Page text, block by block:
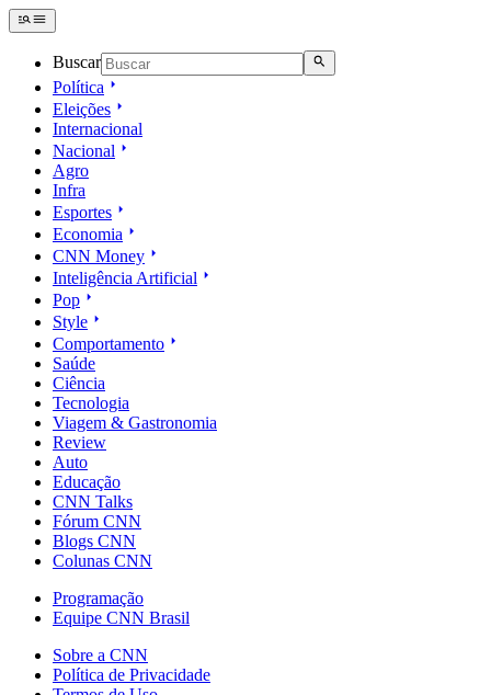
Buscar
Política
Eleições
Internacional
Nacional
Agro
Infra
Esportes
Economia
CNN Money
Inteligência Artificial
Pop
Style
Comportamento
Saúde
Ciência
Tecnologia
Viagem & Gastronomia
Review
Auto
Educação
CNN Talks
Fórum CNN
Blogs CNN
Colunas CNN
Programação
Equipe CNN Brasil
Sobre a CNN
Política de Privacidade